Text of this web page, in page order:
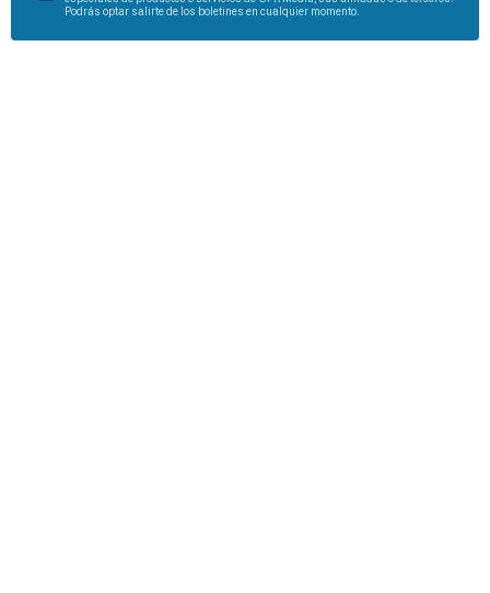
Podrás optar salirte de los boletines en cualquier momento.